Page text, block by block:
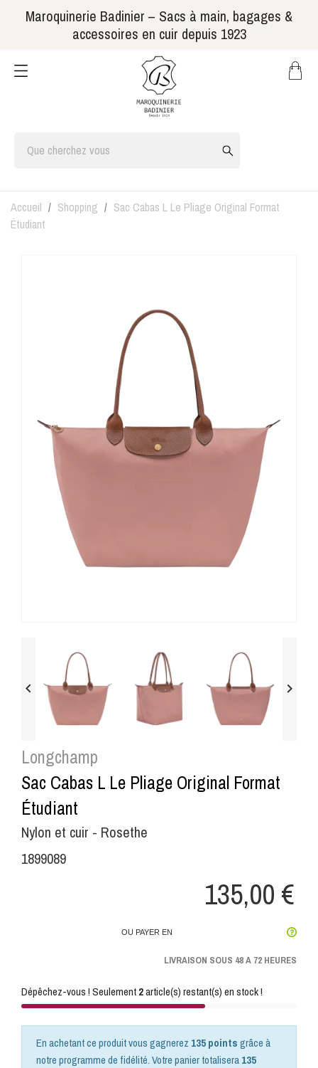
Maroquinerie Badinier – Sacs à main, bagages &
accessoires en cuir depuis 1923
Accueil Shopping
Sac Cabas L Le Pliage Original Format
Étudiant
 
Longchamp
Sac Cabas L Le Pliage Original Format
Étudiant
Nylon et cuir - Rosethe
1899089
135,00 €
OU PAYER EN
LIVRAISON SOUS 48 A 72 HEURES
Dépêchez-vous ! Seulement2article(s) restant(s) en stock !
En achetant ce produit vous gagnerez 135 pointsgrâce à
notre programme de fidélité. Votre panier totalisera135